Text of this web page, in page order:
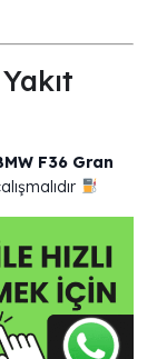
F36 Gran